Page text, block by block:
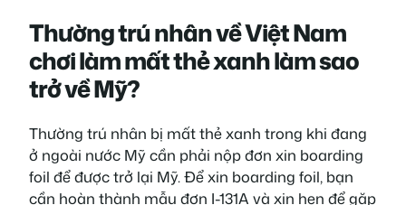
Thường trú nhân về Việt Nam
chơi làm mất thẻ xanh làm sao
trở về Mỹ?
Thường trú nhân bị mất thẻ xanh trong khi đang
ở ngoài nước Mỹ cần phải nộp đơn xin boarding
foil để được trở lại Mỹ. Để xin boarding foil, bạn
cần hoàn thành mẫu đơn I-131A và xin hẹn để gặp